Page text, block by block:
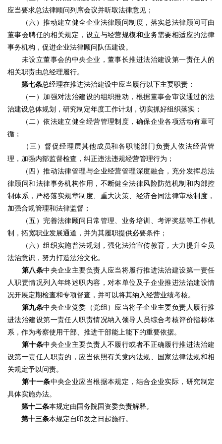
应当要求总法律顾问列席会议并听取法律意见；
（六）推动建立健全企业法律顾问制度，落实总法律顾问可由
董事会聘任的相关规定，设立与经营规模和业务需要相适应的法律
事务机构，促进企业法律顾问队伍建设。
未设立董事会的中央企业，董事长推进法治建设第一责任人的
相关职责由总经理履行。
第七条总经理在推进法治建设中应当履行以下主要职责：
（一）加强对法治建设的组织推动，根据董事会审议通过的法
治建设总体规划，研究制定年度工作计划，切实抓好组织落实；
（二）依法建立健全经营管理制度，确保企业各项活动有章可
循；
（三）督促经理层其他成员和各职能部门负责人依法经营管
理，加强内部监督检查，纠正违法违规经营管理行为；
（四）推动法律管理与企业经营管理深度融合，充分发挥总法
律顾问和法律事务机构作用，不断健全法律风险防范机制和内部控
制体系，严格落实规章制度、重大决策、经济合同法律审核制度，
加强合规管理和法律监督；
（五）完善法律顾问日常管理、业务培训、考评奖惩等工作机
制，拓宽职业发展通道，并为其履职提供必要条件；
（六）组织实施普法规划，强化法治宣传教育，大力提升全员
法治意识，努力打造法治文化。
第八条中央企业主要负责人应当将履行推进法治建设第一责任
人职责情况列入年终述职内容，对本单位及子企业推进法治建设情
况开展定期检查和专项督查，并可以将其纳入经营业绩考核。
第九条中央企业党委（党组）应当将子企业主要负责人履行推
进法治建设第一责任人职责情况纳入领导人员综合考核评价指标体
系，作为考察使用干部、推进干部能上能下的重要依据。
第十条中央企业主要负责人不履行或者不正确履行推进法治建
设第一责任人职责的，应当依照有关党内法规、国家法律法规和相
关规定予以问责。
第十一条中央企业应当根据本规定，结合企业实际，研究制定
具体实施办法。
第十二条本规定由国务院国资委负责解释。
第十三条本规定自印发之日起施行。